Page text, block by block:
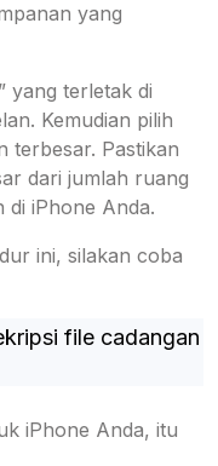
yang
yang terletak di
Kemudian pilih
terbesar. Pastikan
dari jumlah ruang
di iPhone Anda.
ini, silakan coba
file cadangan
iPhone Anda, itu